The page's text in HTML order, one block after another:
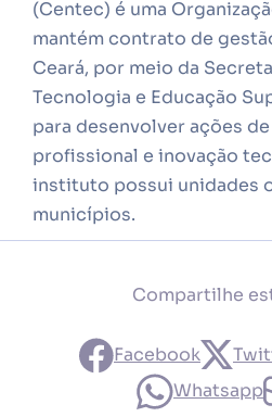
(Centec) é uma
mantém contrato de
Ceará, por meio da
Tecnologia e Educação
para desenvolver ações
profissional e inovação
instituto possui unidades
municípios.
Compartilhe
Facebook
Whatsapp